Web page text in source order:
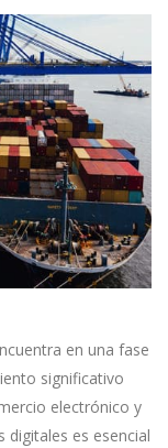
en una fase
significativo
electrónico y
digitales es esencial